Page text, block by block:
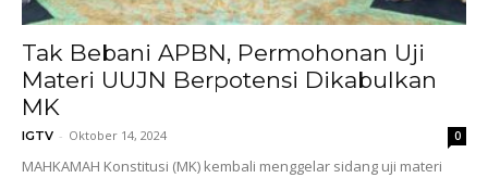
Tak Bebani APBN, Permohonan Uji
Materi UUJN Berpotensi Dikabulkan
MK
IGTV - Oktober 14, 2024 0
MAHKAMAH Konstitusi (MK) kembali menggelar sidang uji materi